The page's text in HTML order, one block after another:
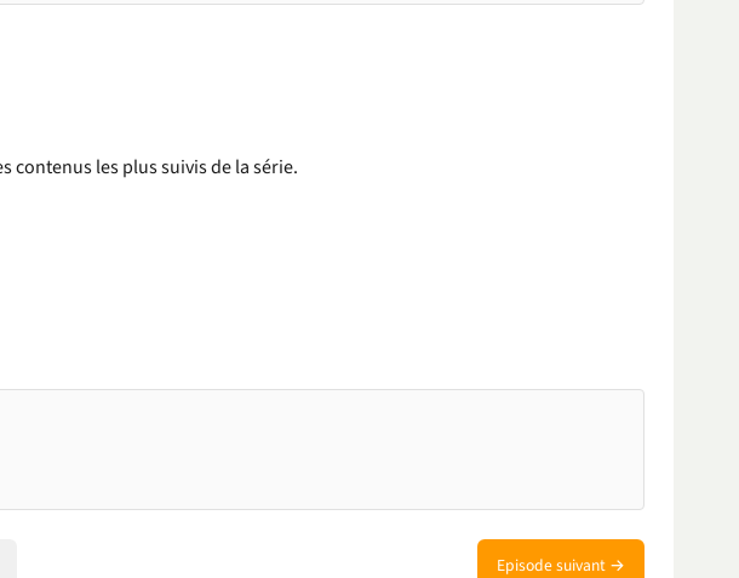
contenus les plus suivis de la série.
Episode suivant →